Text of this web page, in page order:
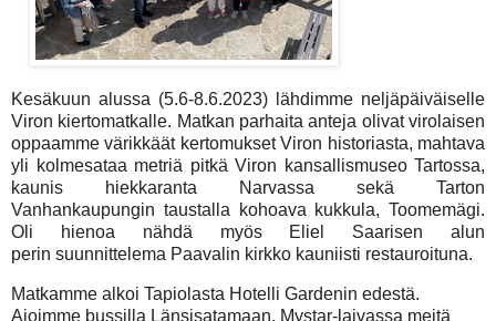
Kesäkuun alussa (5.6-8.6.2023) lähdimme neljäpäiväiselle
Viron kiertomatkalle. Matkan parhaita anteja olivat virolaisen
oppaamme värikkäät kertomukset Viron historiasta, mahtava
yli kolmesataa metriä pitkä Viron kansallismuseo Tartossa,
kaunis hiekkaranta Narvassa sekä Tarton
Vanhankaupungin taustalla kohoava kukkula, Toomemägi.
Oli hienoa nähdä myös Eliel Saarisen alun
perin suunnittelema Paavalin kirkko kauniisti restauroituna.
Matkamme alkoi Tapiolasta Hotelli Gardenin edestä.
Ajoimme bussilla Länsisatamaan. Mystar-laivassa meitä